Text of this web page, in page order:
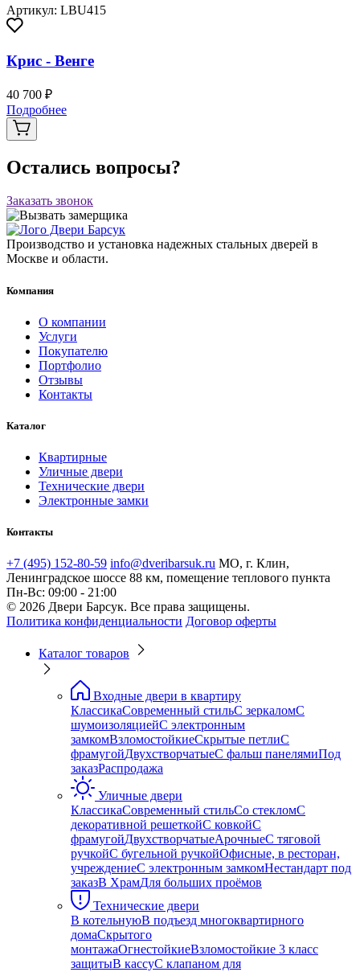
Артикул: LBU415
Крис - Венге
40 700 ₽
Подробнее
Остались вопросы?
Заказать звонок
Производство и установка надежных стальных дверей в
Москве и области.
Компания
О компании
Услуги
Покупателю
Портфолио
Отзывы
Контакты
Каталог
Квартирные
Уличные двери
Технические двери
Электронные замки
Контакты
+7 (495) 152-80-59 info@dveribarsuk.ru МО, г. Клин,
Ленинградское шоссе 88 км, помещение теплового пункта
Пн-Вс: 09:00 - 21:00
© 2026 Двери Барсук. Все права защищены.
Политика конфиденциальности Договор оферты
Каталог товаров
Входные двери в квартиру
КлассикаСовременный стильС зеркаломС
шумоизоляциейС электронным
замкомВзломостойкиеСкрытые петлиС
фрамугойДвухстворчатыеС фальш панелямиПод
заказРаспродажа
Уличные двери
КлассикаСовременный стильСо стекломС
декоративной решеткойС ковкойС
фрамугойДвухстворчатыеАрочныеС тяговой
ручкойС бугельной ручкойОфисные, в ресторан,
учреждениеС электронным замкомНестандарт под
заказВ ХрамДля больших проёмов
Технические двери
В котельнуюВ подъезд многоквартирного
домаСкрытого
монтажаОгнестойкиеВзломостойкие 3 класс
защитыВ кассуС клапаном для